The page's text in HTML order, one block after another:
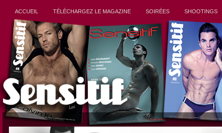
ACCUEIL TÉLÉCHARGEZ LE MAGAZINE SOIRÉES SHOOTINGS